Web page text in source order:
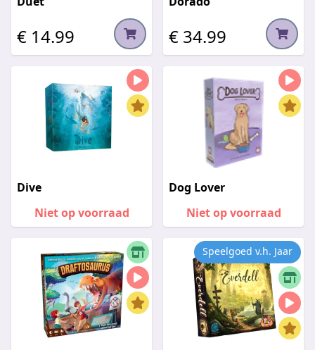
€ 14.99 € 34.99
Dive
Niet op voorraad
Dog Lover
Niet op voorraad
Speelgoed v.h. Jaar